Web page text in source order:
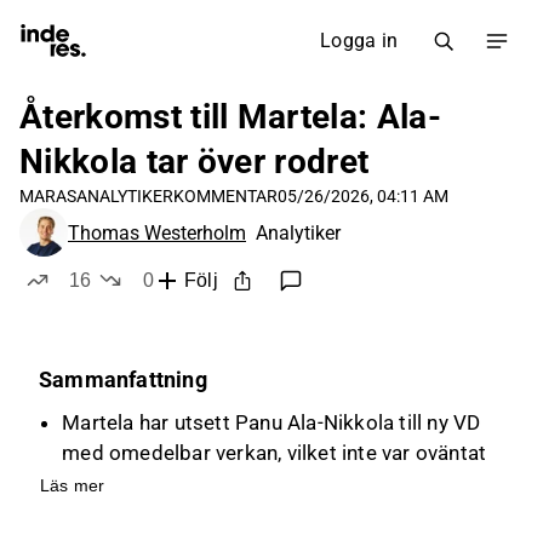
Logga in
Återkomst till Martela: Ala-
Nikkola tar över rodret
MARASANALYTIKERKOMMENTAR05/26/2026, 04:11 AM
Thomas Westerholm Analytiker
16
0
Följ
Sammanfattning
Martela har utsett Panu Ala-Nikkola till ny VD
med omedelbar verkan, vilket inte var oväntat
med tanke på företagets utmaningar.
Läs mer